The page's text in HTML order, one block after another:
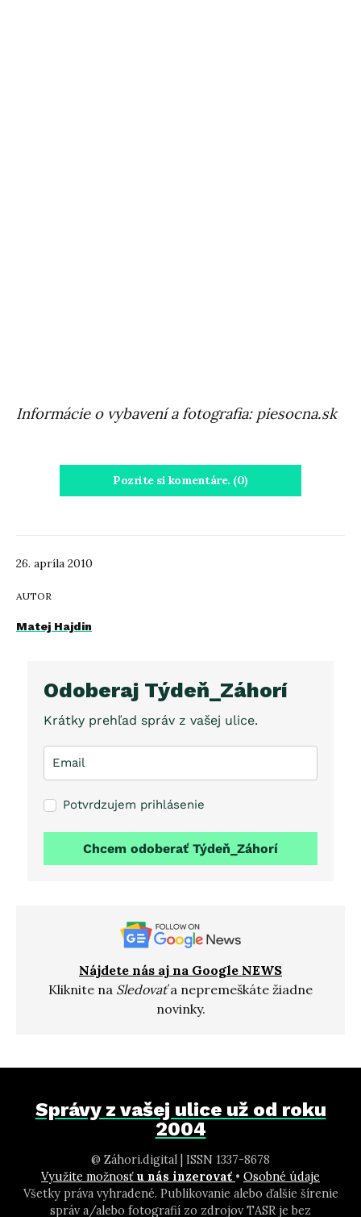
26. apríla 2010
AUTOR
Matej Hajdin
Informácie o vybavení a fotografia: piesocna.sk
Pozrite si komentáre. (0)
Odoberaj Týdeň_Záhorí
Krátky prehľad správ z vašej ulice.
Potvrdzujem prihlásenie
Chcem odoberať Týdeň_Záhorí
Nájdete nás aj na Google NEWS
Kliknite na Sledovaťa nepremeškáte žiadne
novinky.
Správy z vašej ulice už od roku
2004
@ Záhori.digital | ISSN 1337-8678
Využite možnosť u nás inzerovať • Osobné údaje
Všetky práva vyhradené. Publikovanie alebo ďalšie šírenie
správ a/alebo fotografií zo zdrojov TASR je bez